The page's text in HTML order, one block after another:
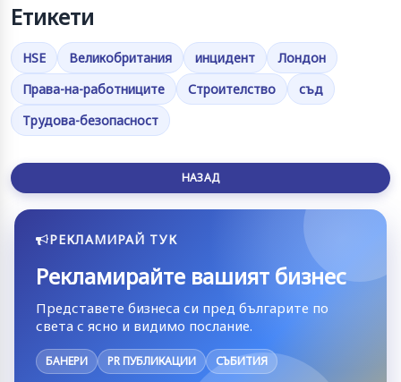
Етикети
HSE Великобритания инцидент
Лондон
Права-на-работниците
Строителство
съд
Трудова-безопасност
НАЗАД
РЕКЛАМИРАЙ ТУК
Рекламирайте вашият бизнес
Представете бизнеса си пред българите по
света с ясно и видимо послание.
БАНЕРИ PR ПУБЛИКАЦИИ СЪБИТИЯ